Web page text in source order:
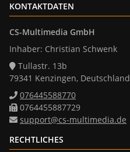
KONTAKTDATEN
CS-Multimedia GmbH
Inhaber: Christian Schwenk
Tullastr. 13b
79341 Kenzingen, Deutschland
076445588770
0764455887729
support@cs-multimedia.de
RECHTLICHES